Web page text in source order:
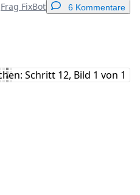
Frag FixBot 6 Kommentare